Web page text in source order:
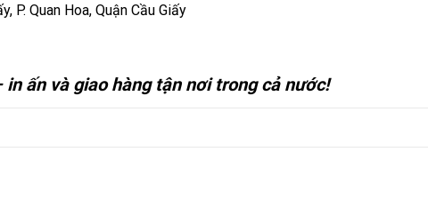
P. Quan Hoa, Quận Cầu Giấy
ấn và giao hàng tận nơi trong cả nước!